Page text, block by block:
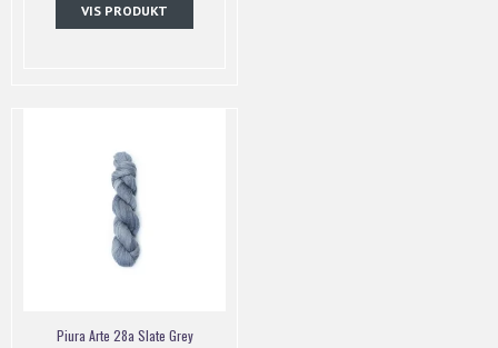
VIS PRODUKT
Piura Arte 28a Slate Grey